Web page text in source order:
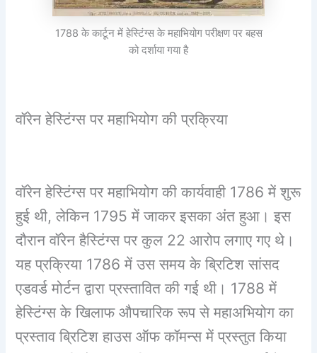
1788 के कार्टून में हेस्टिंग्स के महाभियोग परीक्षण पर बहस
को दर्शाया गया है
वॉरेन हेस्टिंग्स पर महाभियोग की प्रक्रिया
वॉरेन हेस्टिंग्स पर महाभियोग की कार्यवाही 1786 में शुरू
हुई थी, लेकिन 1795 में जाकर इसका अंत हुआ। इस
दौरान वॉरेन हैस्टिंग्स पर कुल 22 आरोप लगाए गए थे।
यह प्रक्रिया 1786 में उस समय के ब्रिटिश सांसद
एडवर्ड मोर्टन द्वारा प्रस्तावित की गई थी। 1788 में
हेस्टिंग्स के खिलाफ औपचारिक रूप से महाअभियोग का
प्रस्ताव ब्रिटिश हाउस ऑफ कॉमन्स में प्रस्तुत किया